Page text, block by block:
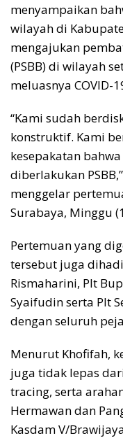
menyampaikan
wilayah di
mengajukan
(PSBB) di wilayah
meluasnya COVID-
“Kami sudah
konstruktif. Kami
kesepakatan
diberlakukan
menggelar
Surabaya, Minggu
Pertemuan yang
tersebut juga
Rismaharini, Plt
Syaifudin serta Plt
dengan seluruh
Menurut Khofifah,
juga tidak lepas
tracing, serta
Hermawan dan
Kasdam V/